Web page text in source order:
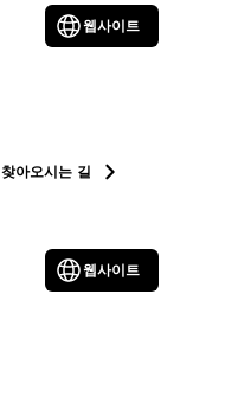
웹사이트
찾아오시는 길
웹사이트